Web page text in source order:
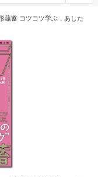
蘊蓄 コツコツ学ぶ，あした